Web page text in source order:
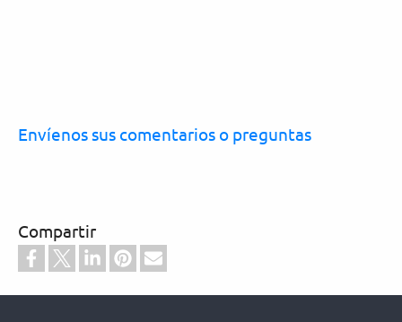
Envíenos sus comentarios o preguntas
Compartir